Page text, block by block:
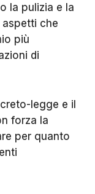
la pulizia e la
che
più
di
legge e il
forza la
per quanto